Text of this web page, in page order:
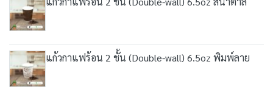
แก้วกาแฟร้อน 2 ชั้น (Double-wall) 6.5oz พิมพ์ลาย